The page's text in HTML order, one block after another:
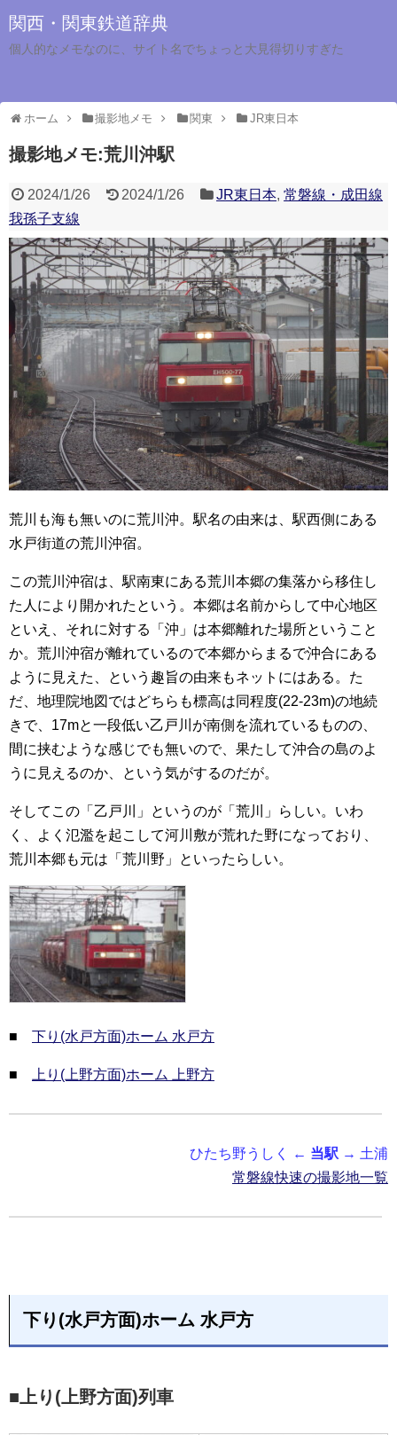
関西・関東鉄道辞典
個人的なメモなのに、サイト名でちょっと大見得切りすぎた
ホーム 撮影地メモ 関東 JR東日本
撮影地メモ:荒川沖駅
2024/1/26 2024/1/26 JR東日本,常磐線・成田線
我孫子支線
荒川も海も無いのに荒川沖。駅名の由来は、駅西側にある
水戸街道の荒川沖宿。
この荒川沖宿は、駅南東にある荒川本郷の集落から移住し
た人により開かれたという。本郷は名前からして中心地区
といえ、それに対する「沖」は本郷離れた場所ということ
か。荒川沖宿が離れているので本郷からまるで沖合にある
ように見えた、という趣旨の由来もネットにはある。た
だ、地理院地図ではどちらも標高は同程度(22-23m)の地続
きで、17mと一段低い乙戸川が南側を流れているものの、
間に挟むような感じでも無いので、果たして沖合の島のよ
うに見えるのか、という気がするのだが。
そしてこの「乙戸川」というのが「荒川」らしい。いわ
く、よく氾濫を起こして河川敷が荒れた野になっており、
荒川本郷も元は「荒川野」といったらしい。
■ 下り(水戸方面)ホーム 水戸方
■ 上り(上野方面)ホーム 上野方
ひたち野うしく ← 当駅 → 土浦
常磐線快速の撮影地一覧
下り(水戸方面)ホーム 水戸方
■上り(上野方面)列車